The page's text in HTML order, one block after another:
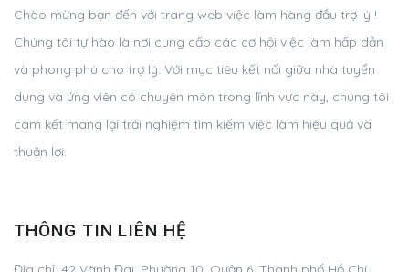
Chào mừng bạn đến với trang web việc làm hàng đầu trợ lý !
Chúng tôi tự hào là nơi cung cấp các cơ hội việc làm hấp dẫn
và phong phú cho trợ lý. Với mục tiêu kết nối giữa nhà tuyển
dụng và ứng viên có chuyên môn trong lĩnh vực này, chúng tôi
cam kết mang lại trải nghiệm tìm kiếm việc làm hiệu quả và
thuận lợi.
THÔNG TIN LIÊN HỆ